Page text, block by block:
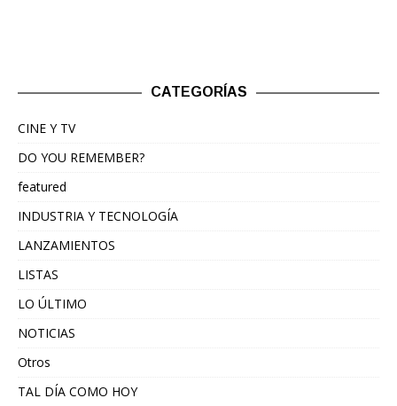
CATEGORÍAS
CINE Y TV
DO YOU REMEMBER?
featured
INDUSTRIA Y TECNOLOGÍA
LANZAMIENTOS
LISTAS
LO ÚLTIMO
NOTICIAS
Otros
TAL DÍA COMO HOY